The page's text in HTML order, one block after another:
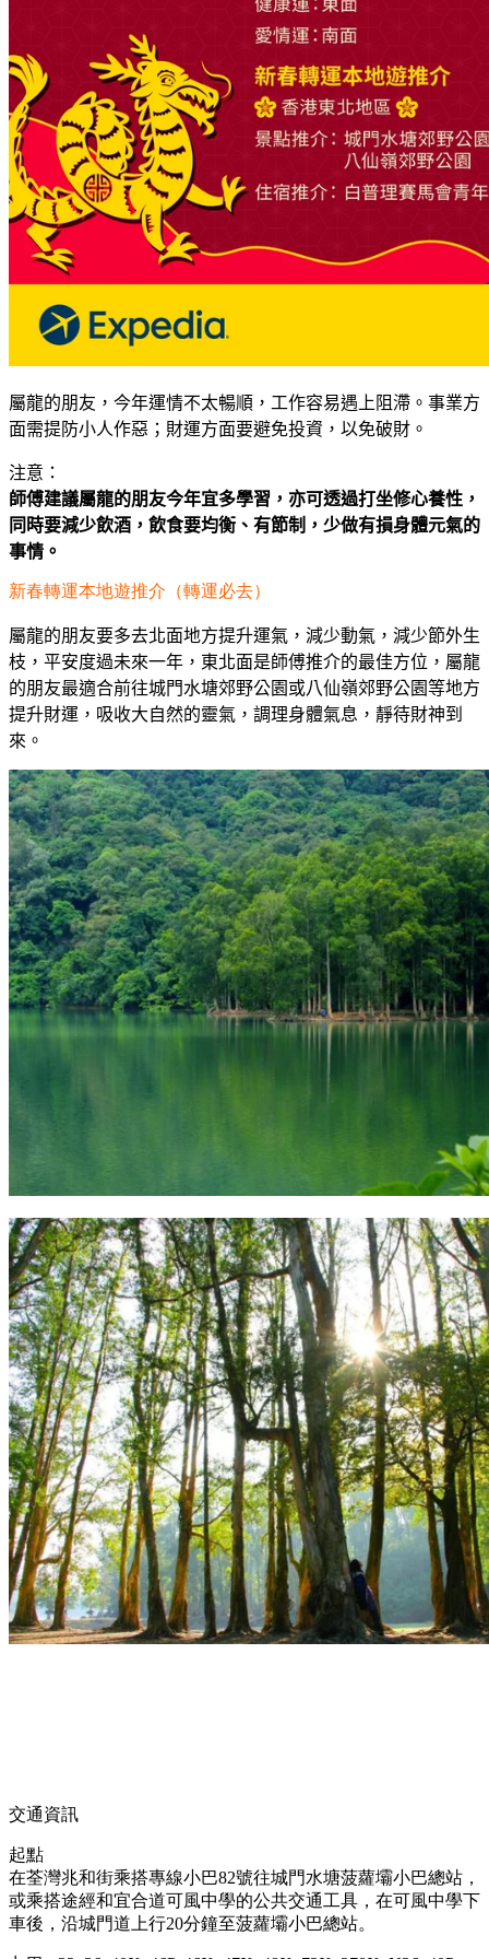
屬龍的朋友，今年運情不太暢順，工作容易遇上阻滯。事業方
面需提防小人作惡；財運方面要避免投資，以免破財。
注意：
師傅建議屬龍的朋友今年宜多學習，亦可透過打坐修心養性，
同時要減少飲酒，飲食要均衡、有節制，少做有損身體元氣的
事情。
新春轉運本地遊推介（轉運必去）
屬龍的朋友要多去北面地方提升運氣，減少動氣，減少節外生
枝，平安度過未來一年，東北面是師傅推介的最佳方位，屬龍
的朋友最適合前往城門水塘郊野公園或八仙嶺郊野公園等地方
提升財運，吸收大自然的靈氣，調理身體氣息，靜待財神到
來。
交通資訊
起點
在荃灣兆和街乘搭專線小巴82號往城門水塘菠蘿壩小巴總站，
或乘搭途經和宜合道可風中學的公共交通工具，在可風中學下
車後，沿城門道上行20分鐘至菠蘿壩小巴總站。